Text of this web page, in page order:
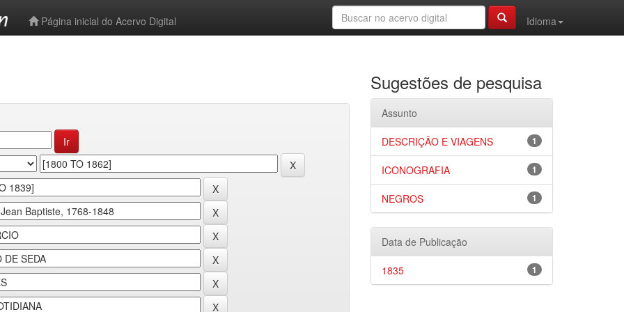
Página inicial do Acervo Digital
Idioma
Sugestões de pesquisa
Assunto
1
DESCRIÇÃO E VIAGENS
1
ICONOGRAFIA
1
NEGROS
Data de Publicação
1
1835